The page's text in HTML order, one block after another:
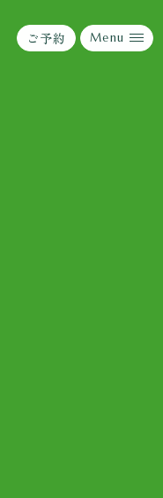
ご予約 Menu
ご予約 Menu